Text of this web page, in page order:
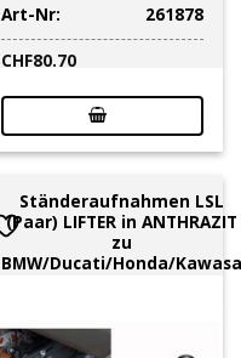
Art-Nr:
261878
CHF80.70
Ständeraufnahmen LSL
(Paar) LIFTER in ANTHRAZIT
zu
BMW/Ducati/Honda/